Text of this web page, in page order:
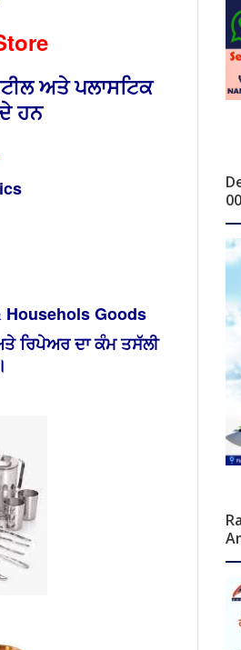
ਅਤੇ ਪਲਾਸਟਿਕ
ਹਨ
Househols Goods
ਰਿਪੇਅਰ ਦਾ ਕੰਮ ਤਸੱਲੀ